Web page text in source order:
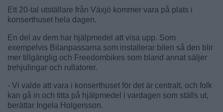
Ett 20-tal utställare från Växjö kommer vara på plats i
konserthuset hela dagen.
En del av dem har hjälpmedel att visa upp. Som
exempelvis Bilanpassarna som installerar bilen så den blir
mer tillgänglig och Freedombikes som bland annat säljer
trehjulingar och rullatorer.
- Vi valde att vara i konserthuset för det är centralt, och folk
kan gå in och titta på hjälpmedel i vardagen som ställs ut,
berättar Ingela Holgersson.